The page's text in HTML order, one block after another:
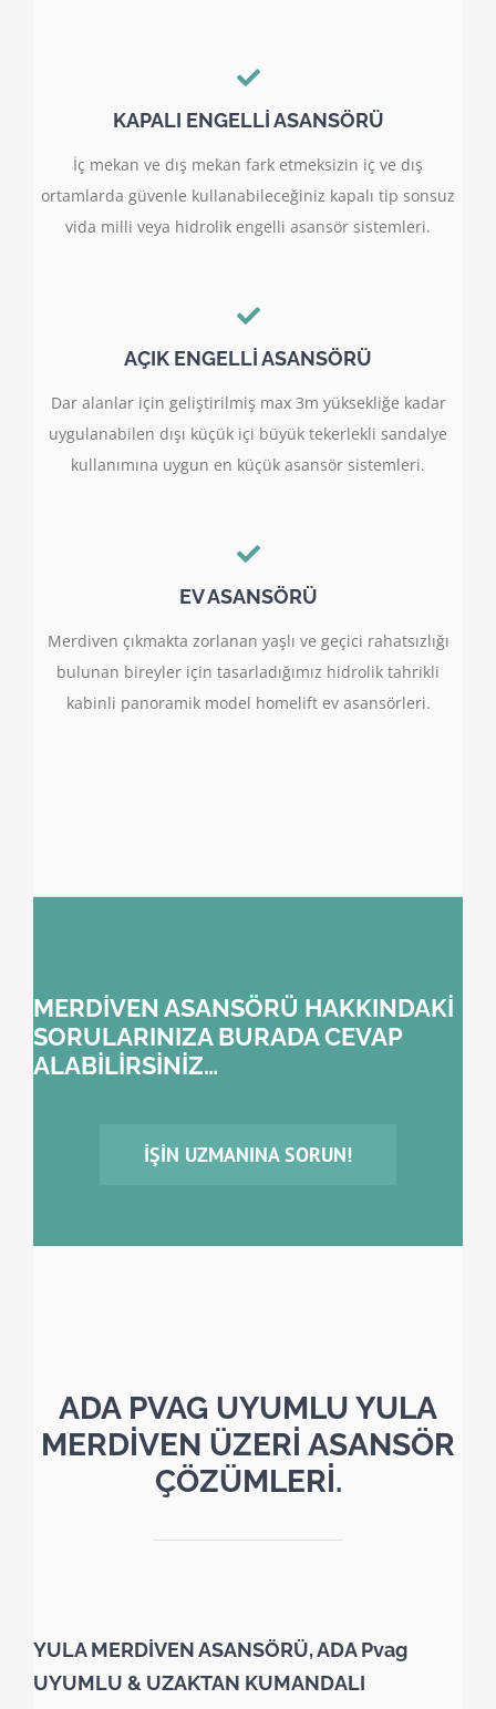
KAPALI ENGELLİ ASANSÖRÜ
İç mekan ve dış mekan fark etmeksizin iç ve dış
ortamlarda güvenle kullanabileceğiniz kapalı tip sonsuz
vida milli veya hidrolik engelli asansör sistemleri.
AÇIK ENGELLİ ASANSÖRÜ
Dar alanlar için geliştirilmiş max 3m yüksekliğe kadar
uygulanabilen dışı küçük içi büyük tekerlekli sandalye
kullanımına uygun en küçük asansör sistemleri.
EV ASANSÖRÜ
Merdiven çıkmakta zorlanan yaşlı ve geçici rahatsızlığı
bulunan bireyler için tasarladığımız hidrolik tahrikli
kabinli panoramik model homelift ev asansörleri.
MERDİVEN ASANSÖRÜ HAKKINDAKİ
SORULARINIZA BURADA CEVAP
ALABİLİRSİNİZ…
İŞIN UZMANINA SORUN!
ADA PVAG UYUMLU YULA
MERDİVEN ÜZERİ ASANSÖR
ÇÖZÜMLERİ.
YULA MERDİVEN ASANSÖRÜ, ADA Pvag
UYUMLU & UZAKTAN KUMANDALI